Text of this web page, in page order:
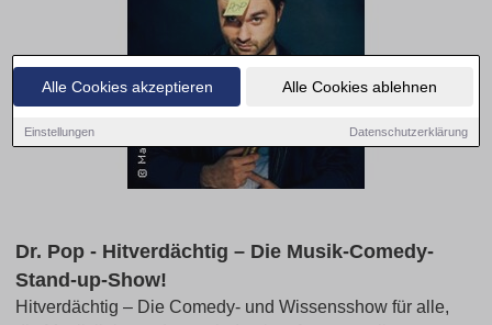
Alle Cookies akzeptieren Alle Cookies ablehnen
Einstellungen Datenschutzerklärung
Dr. Pop - Hitverdächtig – Die Musik-Comedy-
Stand-up-Show!
Hitverdächtig – Die Comedy- und Wissensshow für alle,